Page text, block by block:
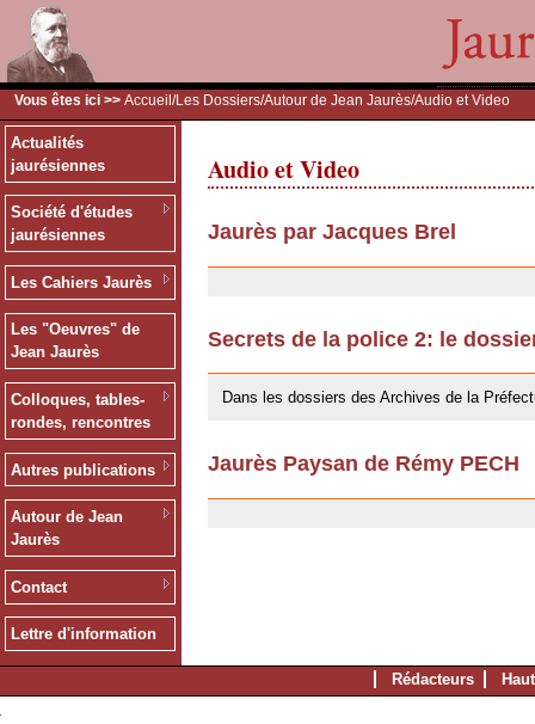
Vous êtes ici >> Accueil /Les Dossiers/Autour de Jean Jaurès/Audio et Video
Actualités
jaurésiennes
Société d'études
jaurésiennes
Les Cahiers Jaurès
Les "Oeuvres" de
Jean Jaurès
Colloques, tables-
rondes, rencontres
Autres publications
Autour de Jean
Jaurès
Contact
Lettre d'information
Audio et Video
Jaurès par Jacques Brel
Secrets de la police 2: le
Dans les dossiers des Archives de la
Jaurès Paysan de Rémy PECH
Rédacteurs